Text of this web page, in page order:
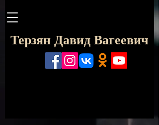
Терзян Давид Вагеевич